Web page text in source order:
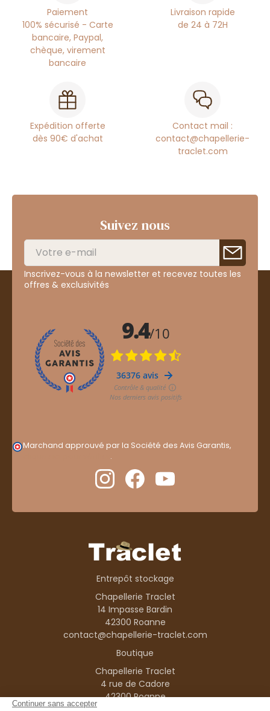
Paiement
100% sécurisé - Carte
bancaire, Paypal,
chèque, virement
bancaire
Livraison rapide
de 24 à 72H
Expédition offerte
dès 90€ d'achat
Contact mail :
contact@chapellerie-
traclet.com
Suivez nous
Inscrivez-vous à la newsletter et recevez toutes les
offres & exclusivités
Marchand approuvé par la Société des Avis Garantis,
.
Entrepôt stockage
Chapellerie Traclet
14 Impasse Bardin
42300 Roanne
contact@chapellerie-traclet.com
Boutique
Chapellerie Traclet
4 rue de Cadore
42300 Roanne